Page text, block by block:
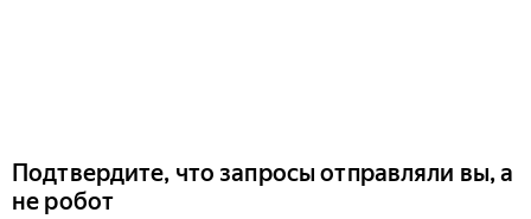
Подтвердите, что запросы отправляли вы, а
не робот